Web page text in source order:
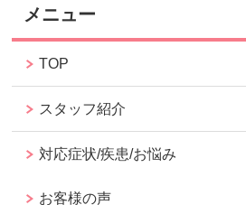
メニュー
TOP
スタッフ紹介
対応症状/疾患/お悩み
お客様の声